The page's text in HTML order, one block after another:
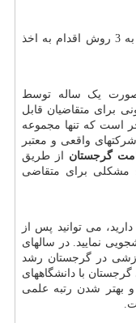
شما می توانید بدون نیاز به سرمایه گذاری به 3 روش اقدام به اخذ
صورت یک ساله توسط
برای متقاضیان قابل
است که تنها مجموعه
واقعی و معتبر
گرجستان از طریق
مشکلی برای متقاضی
می توانید پس از
نمایید. در سالهای
در گرجستان رشد
با دانشگاههای
بهتر شدن رتبه علمی